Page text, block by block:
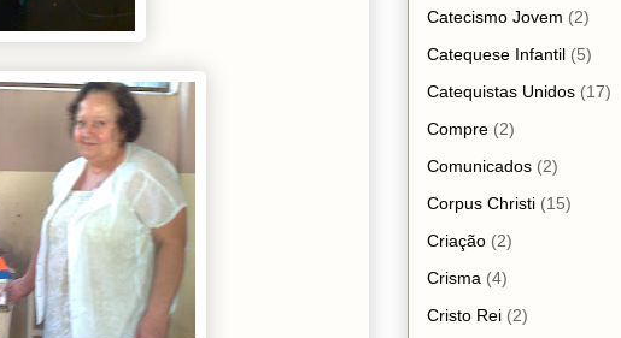
Catecismo Jovem (2)
Catequese Infantil (5)
Catequistas Unidos (17)
Compre (2)
Comunicados (2)
Corpus Christi (15)
Criação (2)
Crisma (4)
Cristo Rei (2)